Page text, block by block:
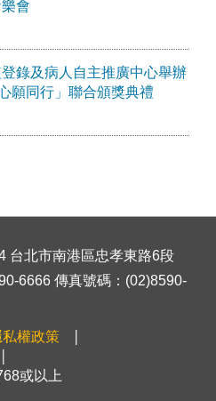
會
錄及病人自主推廣中心舉辦
願同行」聯合頒獎典禮
台北市南港區忠孝東路6段
6666 傳真號碼：(02)8590-
私權政策
或以上